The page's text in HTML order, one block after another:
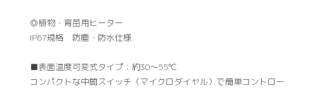
◎植物・育苗用ヒーター
IP67規格 防塵・防水仕様
■表面温度可変式タイプ：約30〜55℃
コンパクトな中間スイッチ（マイクロダイヤル）で簡単コントロー